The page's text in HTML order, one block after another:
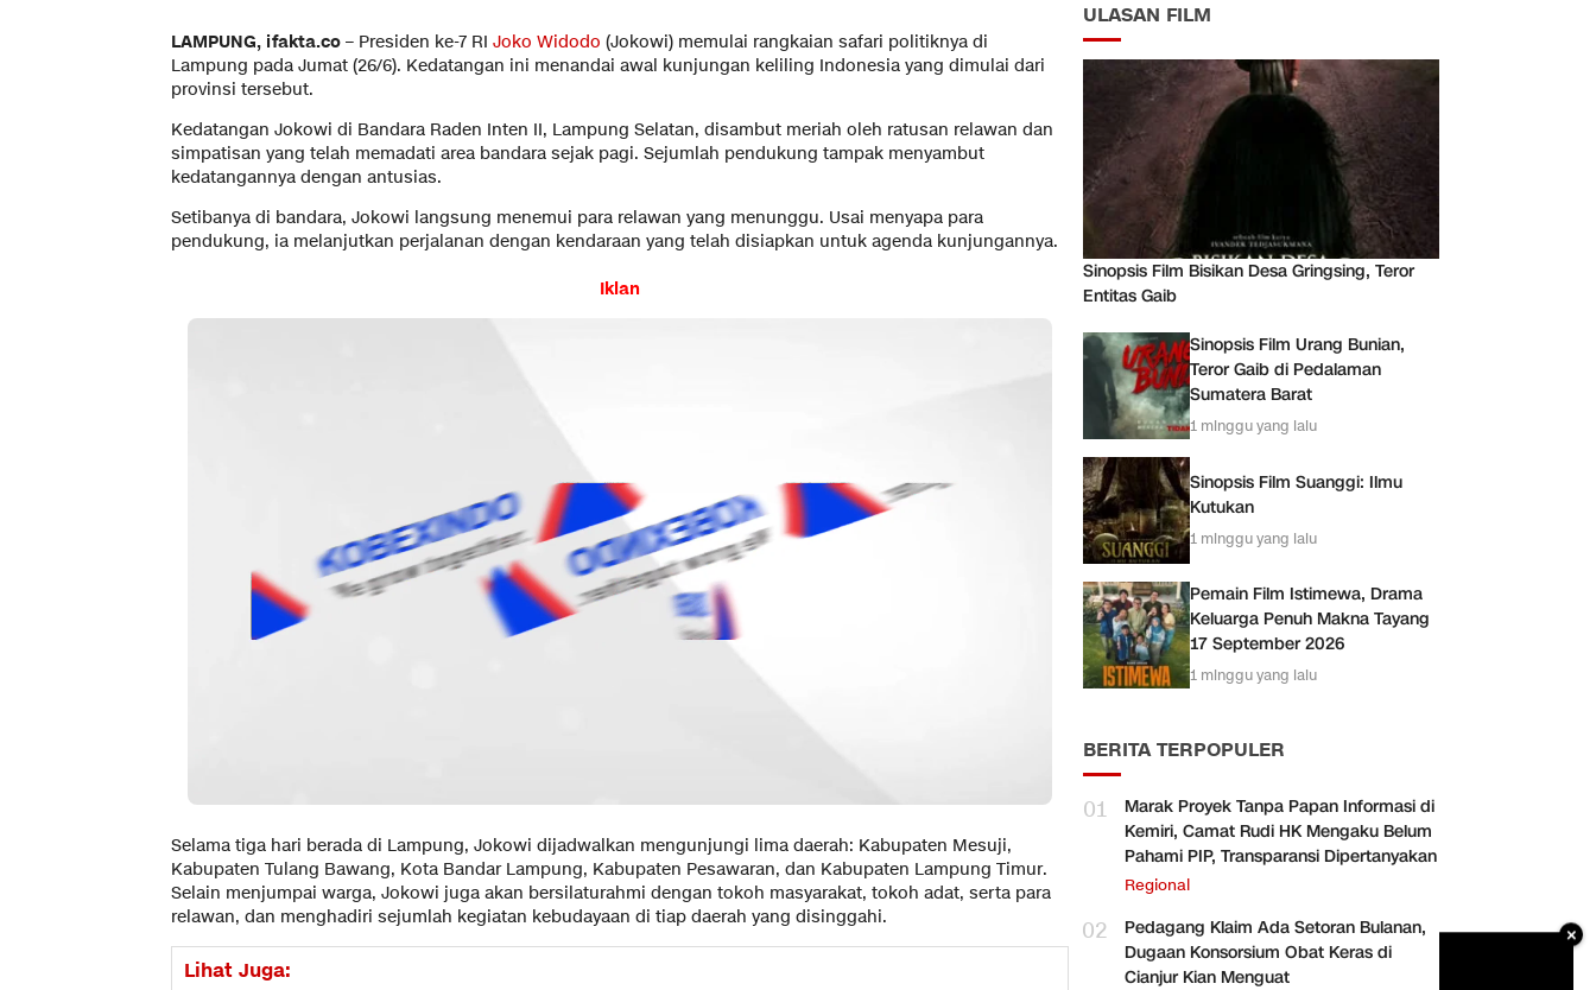
LAMPUNG, ifakta.co – Presiden ke-7 RI Joko Widodo (Jokowi) memulai rangkaian safari politiknya di
Lampung pada Jumat (26/6). Kedatangan ini menandai awal kunjungan keliling Indonesia yang dimulai dari
provinsi tersebut.
Kedatangan Jokowi di Bandara Raden Inten II, Lampung Selatan, disambut meriah oleh ratusan relawan dan
simpatisan yang telah memadati area bandara sejak pagi. Sejumlah pendukung tampak menyambut
kedatangannya dengan antusias.
Setibanya di bandara, Jokowi langsung menemui para relawan yang menunggu. Usai menyapa para
pendukung, ia melanjutkan perjalanan dengan kendaraan yang telah disiapkan untuk agenda kunjungannya.
Iklan
Selama tiga hari berada di Lampung, Jokowi dijadwalkan mengunjungi lima daerah: Kabupaten Mesuji,
Kabupaten Tulang Bawang, Kota Bandar Lampung, Kabupaten Pesawaran, dan Kabupaten Lampung Timur.
Selain menjumpai warga, Jokowi juga akan bersilaturahmi dengan tokoh masyarakat, tokoh adat, serta para
relawan, dan menghadiri sejumlah kegiatan kebudayaan di tiap daerah yang disinggahi.
Lihat Juga:
ULASAN FILM
Sinopsis Film Bisikan Desa Gringsing, Teror
Entitas Gaib
Sinopsis Film Urang Bunian,
Teror Gaib di Pedalaman
Sumatera Barat
1 minggu yang lalu
Sinopsis Film Suanggi: Ilmu
Kutukan
1 minggu yang lalu
Pemain Film Istimewa, Drama
Keluarga Penuh Makna Tayang
17 September 2026
1 minggu yang lalu
BERITA TERPOPULER
01
Marak Proyek Tanpa Papan Informasi di
Kemiri, Camat Rudi HK Mengaku Belum
Pahami PIP, Transparansi Dipertanyakan
Regional
02
Pedagang Klaim Ada Setoran Bulanan,
Dugaan Konsorsium Obat Keras di
Cianjur Kian Menguat
×